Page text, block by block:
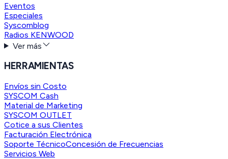
Eventos
Especiales
Syscomblog
Radios KENWOOD
Ver más
HERRAMIENTAS
Envíos sin Costo
SYSCOM Cash
Material de Marketing
SYSCOM OUTLET
Cotice a sus Clientes
Facturación Electrónica
Soporte TécnicoConcesión de Frecuencias
Servicios Web